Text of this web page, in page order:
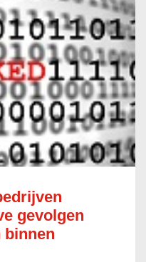
gevolgen
binnen